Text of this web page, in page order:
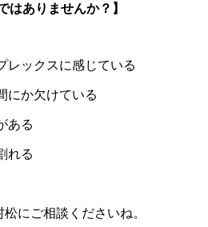
はありませんか？ 】
レックスに感じている
にか欠けている
ある
れる
にご相談くださいね。